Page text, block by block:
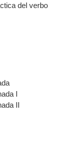
del verbo
I
II